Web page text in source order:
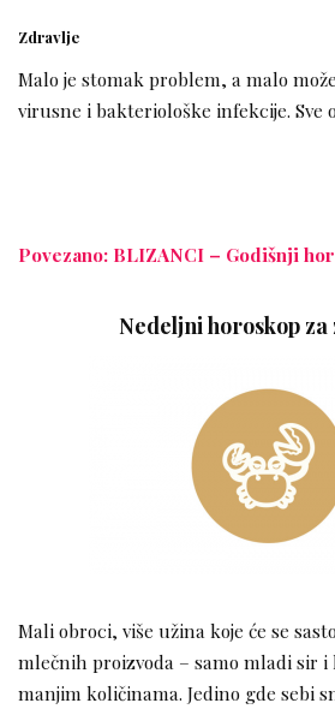
Zdravlje
Malo je stomak problem, a malo
virusne i bakteriološke infekcije. Sve
Povezano: BLIZANCI – Godišnji
Nedeljni horoskop
Mali obroci, više užina koje će se
mlečnih proizvoda – samo mladi sir i
manjim količinama. Jedino gde sebi